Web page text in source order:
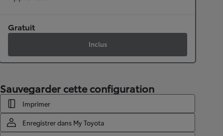
Gratuit
Inclus
Sauvegarder cette configuration
Imprimer
Enregistrer dans My Toyota